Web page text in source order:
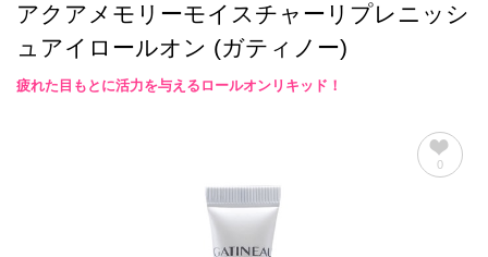
アクアメモリーモイスチャーリプレニッシ
ュアイロールオン (ガティノー)
疲れた目もとに活力を与えるロールオンリキッド！
0